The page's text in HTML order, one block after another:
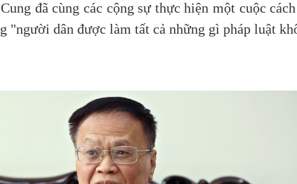
đã cùng các cộng sự thực hiện một cuộc
"người dân được làm tất cả những gì pháp luật